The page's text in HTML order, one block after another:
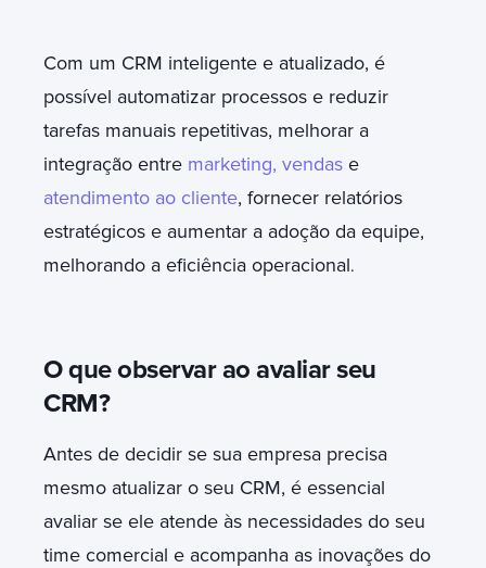
Com um CRM inteligente e atualizado, é
possível automatizar processos e reduzir
tarefas manuais repetitivas, melhorar a
integração entre marketing, vendas e
atendimento ao cliente, fornecer relatórios
estratégicos e aumentar a adoção da equipe,
melhorando a eficiência operacional.
O que observar ao avaliar seu
CRM?
Antes de decidir se sua empresa precisa
mesmo atualizar o seu CRM, é essencial
avaliar se ele atende às necessidades do seu
time comercial e acompanha as inovações do